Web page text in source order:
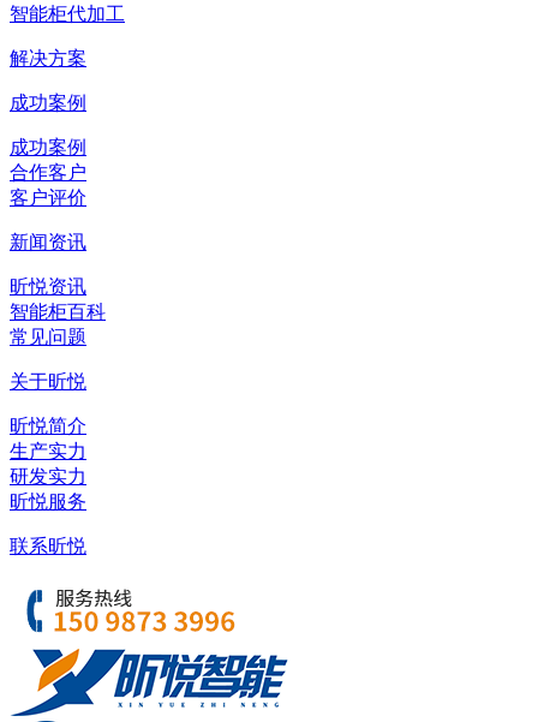
智能柜代加工
解决方案
成功案例
成功案例
合作客户
客户评价
新闻资讯
昕悦资讯
智能柜百科
常见问题
关于昕悦
昕悦简介
生产实力
研发实力
昕悦服务
联系昕悦